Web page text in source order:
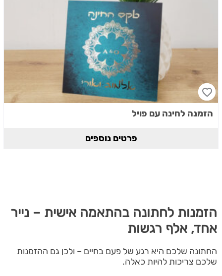
הזמנה לחינה עם פויל
פרטים נוספים
הזמנות לחתונה בהתאמה אישית – נייר
אחד, אלף רגשות
החתונה שלכם היא רגע של פעם בחיים – ולכן גם ההזמנות
שלכם צריכות להיות כאלה.